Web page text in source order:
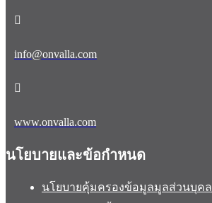
info@onvalla.com
www.onvalla.com
นโยบายและข้อกำหนด
นโยบายคุ้มครองข้อมูลมูลส่วนบุคล